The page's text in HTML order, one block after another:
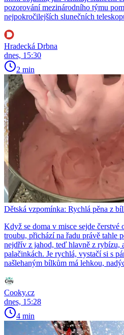
pozorování mezinárodního týmu
nejpokročilejších slunečních
Hradecká Drbna
dnes, 15:30
2 min
Dětská vzpomínka: Rychlá pěna z
Když se doma v misce sejde čerstvé
troubu, přichází na řadu právě tahle
nejdřív z jahod, teď hlavně z rybízu,
palačinkách. Je rychlá, vystačí si s
našlehaným bílkům má lehkou,
Cooky.cz
dnes, 15:28
4 min